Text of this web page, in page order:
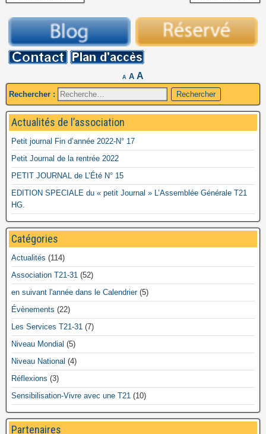
A A A
Rechercher :
Actualités de l’association
Petit journal Fin d’année 2022-N° 17
Petit Journal de la rentrée 2022
PETIT JOURNAL de L’Été N° 15
EDITION SPECIALE du « petit Journal » L’Assemblée Générale T21
HG.
Catégories
Actualités (114)
Association T21-31 (52)
en suivant l'année dans le Calendrier(5)
Évènements (22)
Les Services T21-31 (7)
Niveau Mondial (5)
Niveau National (4)
Réflexions (3)
Sensibilisation-Vivre avec une T21 (10)
Partenaires